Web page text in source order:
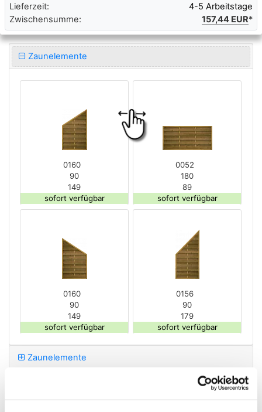
Lieferzeit:
4-5 Arbeitstage
Zwischensumme:
157,44 EUR*
Zaunelemente
0160
90
149
sofort verfügbar
0160
90
149
sofort verfügbar
0052
180
89
sofort verfügbar
0156
90
179
sofort verfügbar
Zaunelemente